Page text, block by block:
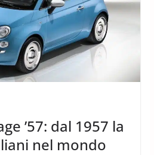
’57: dal 1957 la
nel mondo